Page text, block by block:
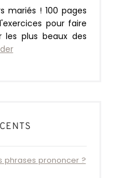
mariés ! 100 pages
pour faire
les plus beaux des
phrases prononcer ?